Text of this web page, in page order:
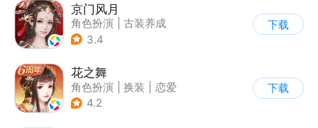
京门风月
角色扮演
古装养成
| 宫廷
3.4
下载
花之舞
角色扮演 换装
恋爱
| 剧情
4.2
下载